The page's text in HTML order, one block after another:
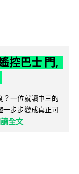
控巴士 門,
？一位就讀中三的
一步步變成真正可
讀全文